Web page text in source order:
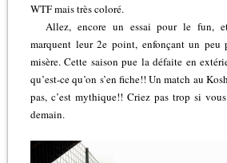
WTF mais très coloré.
Allez, encore un essai pour le fun,
marquent leur 2e point, enfonçant un peu
misère. Cette saison pue la défaite en
qu’est-ce qu’on s’en fiche!! Un match au
pas, c’est mythique!! Criez pas trop si
demain.